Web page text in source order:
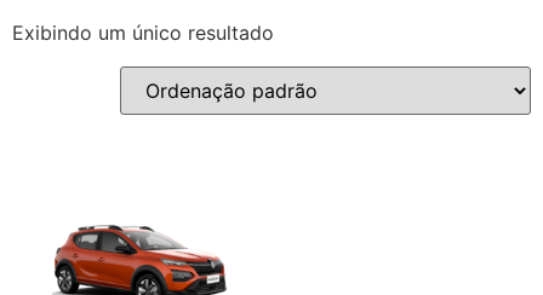
Exibindo um único resultado